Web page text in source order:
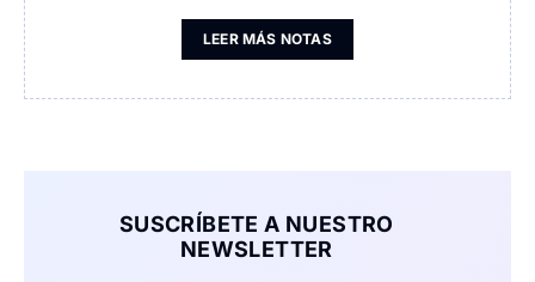
LEER MÁS NOTAS
SUSCRÍBETE A NUESTRO
NEWSLETTER